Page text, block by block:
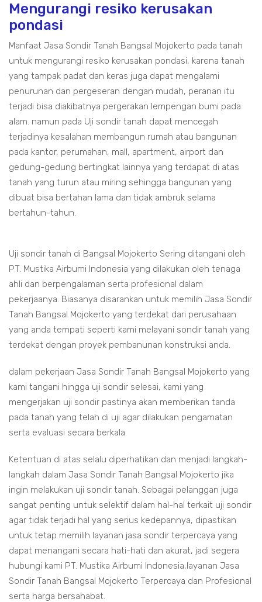
Mengurangi resiko kerusakan
pondasi
Manfaat Jasa Sondir Tanah Bangsal Mojokerto pada tanah
untuk mengurangi resiko kerusakan pondasi, karena tanah
yang tampak padat dan keras juga dapat mengalami
penurunan dan pergeseran dengan mudah, peranan itu
terjadi bisa diakibatnya pergerakan lempengan bumi pada
alam. namun pada Uji sondir tanah dapat mencegah
terjadinya kesalahan membangun rumah atau bangunan
pada kantor, perumahan, mall, apartment, airport dan
gedung-gedung bertingkat lainnya yang terdapat di atas
tanah yang turun atau miring sehingga bangunan yang
dibuat bisa bertahan lama dan tidak ambruk selama
bertahun-tahun.
Uji sondir tanah di Bangsal Mojokerto Sering ditangani oleh
PT. Mustika Airbumi Indonesia yang dilakukan oleh tenaga
ahli dan berpengalaman serta profesional dalam
pekerjaanya. Biasanya disarankan untuk memilih Jasa Sondir
Tanah Bangsal Mojokerto yang terdekat dari perusahaan
yang anda tempati seperti kami melayani sondir tanah yang
terdekat dengan proyek pembanunan konstruksi anda.
dalam pekerjaan Jasa Sondir Tanah Bangsal Mojokerto yang
kami tangani hingga uji sondir selesai, kami yang
mengerjakan uji sondir pastinya akan memberikan tanda
pada tanah yang telah di uji agar dilakukan pengamatan
serta evaluasi secara berkala.
Ketentuan di atas selalu diperhatikan dan menjadi langkah-
langkah dalam Jasa Sondir Tanah Bangsal Mojokerto jika
ingin melakukan uji sondir tanah. Sebagai pelanggan juga
sangat penting untuk selektif dalam hal-hal terkait uji sondir
agar tidak terjadi hal yang serius kedepannya, dipastikan
untuk tetap memilih layanan jasa sondir terpercaya yang
dapat menangani secara hati-hati dan akurat, jadi segera
hubungi kami PT. Mustika Airbumi Indonesia,layanan Jasa
Sondir Tanah Bangsal Mojokerto Terpercaya dan Profesional
serta harga bersahabat.